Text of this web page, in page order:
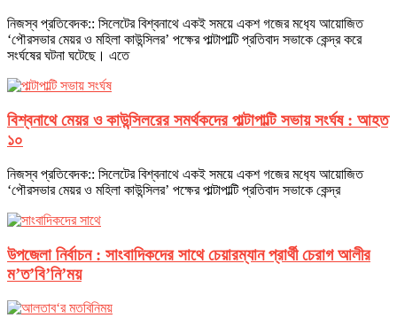
নিজস্ব প্রতিবেদক:: সিলেটের বিশ্বনাথে একই সময়ে একশ গজের মধ‌্যে আয়োজিত
‘পৌরসভার মেয়র ও মহিলা কাউন্সিলর’ পক্ষের পাল্টাপাল্টি প্রতিবাদ সভাকে কেন্দ্র করে
সংর্ঘষের ঘটনা ঘটেছে। এতে
বিশ্বনাথে মেয়র ও কাউন্সিলরের সমর্থকদের পাল্টাপাল্টি সভায় সংর্ঘষ : আহত
১০
নিজস্ব প্রতিবেদক:: সিলেটের বিশ্বনাথে একই সময়ে একশ গজের মধ‌্যে আয়োজিত
‘পৌরসভার মেয়র ও মহিলা কাউন্সিলর’ পক্ষের পাল্টাপাল্টি প্রতিবাদ সভাকে কেন্দ্র
উপজেলা নির্বাচন : সাংবাদিকদের সাথে চেয়ারম্যান প্রার্থী চেরাগ আলীর
ম’ত’বি’নি’ময়